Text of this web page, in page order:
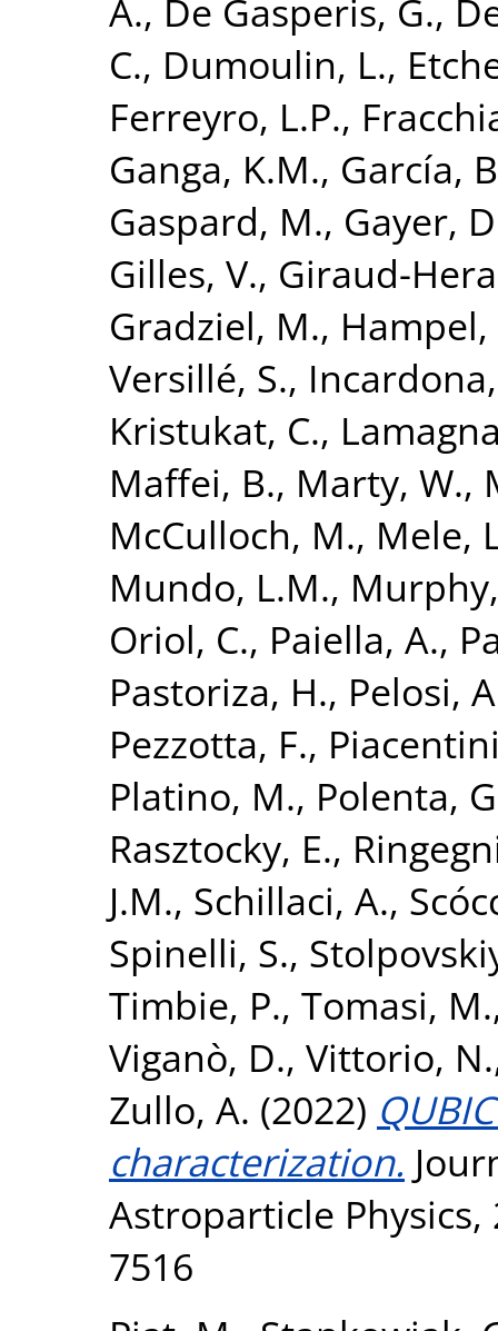
A., De Gasperis, G.,
C., Dumoulin, L.,
Ferreyro, L.P.,
Ganga, K.M., García,
Gaspard, M., Gayer,
Gilles, V., Giraud-
Gradziel, M., Hampel,
Versillé, S.,
Kristukat, C.,
Maffei, B., Marty, W.,
McCulloch, M., Mele,
Mundo, L.M.,
Oriol, C., Paiella, A.,
Pastoriza, H., Pelosi,
Pezzotta, F.,
Platino, M., Polenta,
Rasztocky, E.,
J.M., Schillaci, A.,
Spinelli, S.,
Timbie, P., Tomasi, M.
Viganò, D., Vittorio, N.
Zullo, A. (2022)
characterization.
Astroparticle Physics,
7516